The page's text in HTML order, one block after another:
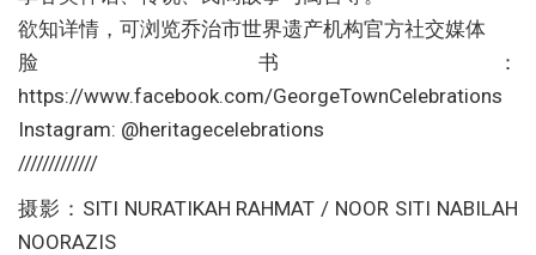
欲知详情，可浏览乔治市世界遗产机构官方社交媒体
脸书：
https://www.facebook.com/GeorgeTownCelebrations
Instagram: @heritagecelebrations
/////////////
摄影：SITI NURATIKAH RAHMAT / NOOR SITI NABILAH
NOORAZIS